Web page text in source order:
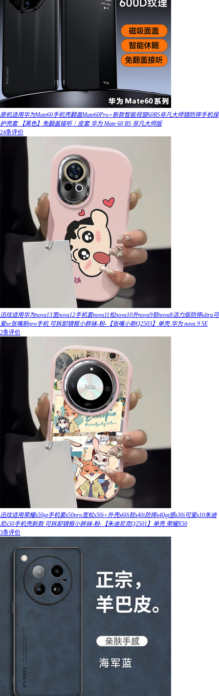
原机适用华为Mate60手机壳翻盖Mate60Pro+新款智能视窗60RS非凡大师镜防摔手机保
护壳套 【黑色】免翻盖接听｜皮套 华为 Mate 60 RS 非凡大师版
24条评价
迅炫适用华为nova13宽nova12手机套nova11松nova10外nova9软nova8活力版防摔ultra可
爱se张嘴新pro手机 可拆卸镜框小胖妹-粉-【张嘴小新Q2503】单壳 华为 nova 9 SE
2条评价
迅炫适用荣耀x50gt手机套x50pro宽松x50i+外壳x60i软x40i防摔x40gt感x30i可爱x10朱迪
尼x50手机壳新款 可拆卸镜框小胖妹-粉-【朱迪尼克Q2501】单壳 荣耀X50
3条评价